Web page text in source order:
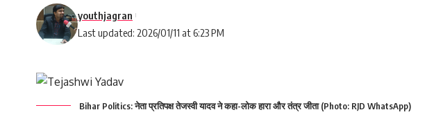
Last updated: 2026/01/11 at 6:23 PM
youthjagran
Bihar Politics: नेता प्रतिपक्ष तेजस्वी यादव ने कहा-लोक हारा और तंत्र जीता (Photo: RJD WhatsApp)